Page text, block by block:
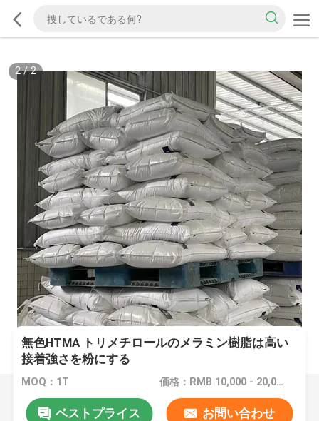
2/2
無色HTMA トリメチロールのメラミン樹脂は高い
接着強さを粉にする
MOQ：1T 価格：RMB 10,000 - 20,000 million Yuan/ton
ベストプライス お問い合わせ